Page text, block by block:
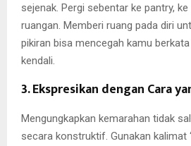
sejenak. Pergi sebentar ke pantry,
ruangan. Memberi ruang pada diri
pikiran bisa mencegah kamu
kendali.
3. Ekspresikan dengan Cara
Mengungkapkan kemarahan tidak
secara konstruktif. Gunakan kalimat